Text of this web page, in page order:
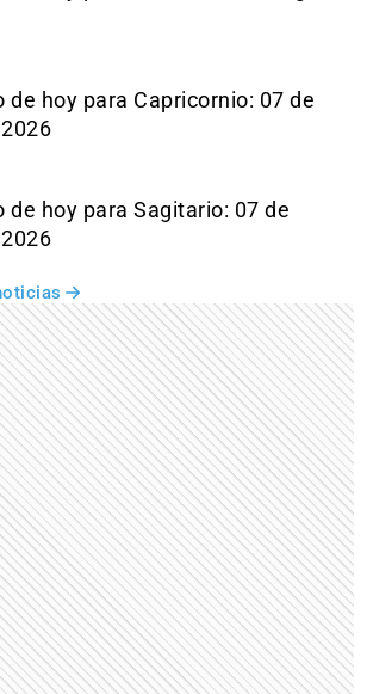
de hoy para Capricornio: 07 de
de hoy para Sagitario: 07 de